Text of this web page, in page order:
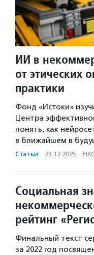
ИИ в
от этических
практики
Фонд «Истоки»
Центра
понять, как
в ближайшем в
Статьи · 23.12.2025 ·
Социальная
рейтинг
Финальный текст
за 2022 год